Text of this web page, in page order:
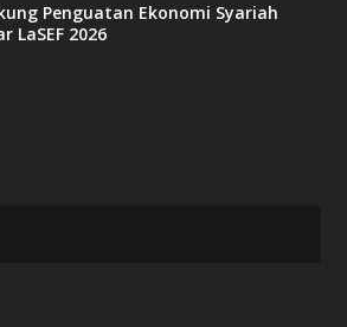
Penguatan Ekonomi Syariah
LaSEF 2026